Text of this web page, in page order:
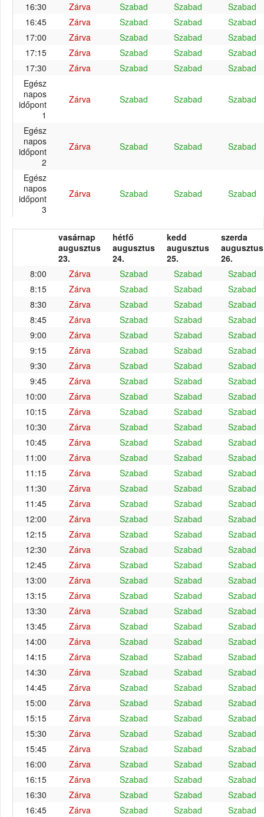
16:30 Zárva Szabad Szabad
Szabad
16:45
Zárva Szabad Szabad
Szabad
17:00
Zárva Szabad Szabad
Szabad
17:15
Zárva Szabad Szabad
Szabad
17:30
Zárva Szabad Szabad
Szabad
Egész
napos
időpont
1
Zárva Szabad Szabad Szabad
Egész
napos
időpont
2
Zárva Szabad Szabad Szabad
Egész
napos
időpont
3
Zárva Szabad Szabad Szabad
vasárnap
augusztus
23.
hétfő
augusztus
24.
kedd
augusztus
25.
szerda
augusztus
26.
8:00
Zárva Szabad Szabad
Szabad
8:15
Zárva Szabad Szabad
Szabad
8:30
Zárva Szabad Szabad
Szabad
8:45
Zárva Szabad Szabad
Szabad
9:00
Zárva Szabad Szabad
Szabad
9:15
Zárva Szabad Szabad
Szabad
9:30
Zárva Szabad Szabad
Szabad
9:45
Zárva Szabad Szabad
Szabad
10:00
Zárva Szabad Szabad
Szabad
10:15
Zárva Szabad Szabad
Szabad
10:30
Zárva Szabad Szabad
Szabad
10:45
Zárva Szabad Szabad
Szabad
11:00
Zárva Szabad Szabad
Szabad
11:15
Zárva Szabad Szabad
Szabad
11:30
Zárva Szabad Szabad
Szabad
11:45
Zárva Szabad Szabad
Szabad
12:00
Zárva Szabad Szabad
Szabad
12:15
Zárva Szabad Szabad
Szabad
12:30
Zárva Szabad Szabad
Szabad
12:45
Zárva Szabad Szabad
Szabad
13:00
Zárva Szabad Szabad
Szabad
13:15
Zárva Szabad Szabad
Szabad
13:30
Zárva Szabad Szabad
Szabad
13:45
Zárva Szabad Szabad
Szabad
14:00
Zárva Szabad Szabad
Szabad
14:15
Zárva Szabad Szabad
Szabad
14:30
Zárva Szabad Szabad
Szabad
14:45
Zárva Szabad Szabad
Szabad
15:00
Zárva Szabad Szabad
Szabad
15:15
Zárva Szabad Szabad
Szabad
15:30
Zárva Szabad Szabad
Szabad
15:45
Zárva Szabad Szabad
Szabad
16:00
Zárva Szabad Szabad
Szabad
16:15
Zárva Szabad Szabad
Szabad
16:30
Zárva Szabad Szabad
Szabad
16:45
Zárva Szabad Szabad
Szabad